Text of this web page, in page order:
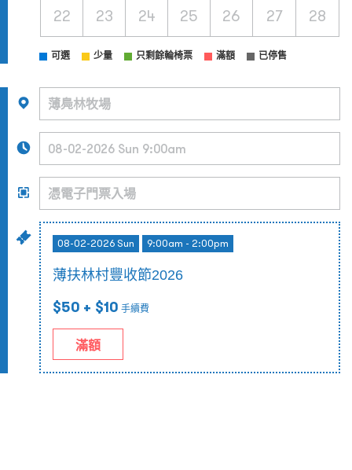
22 23 24 25 26 27 28
可選 少量 只剩餘輪椅票 滿額 已停售
08-02-2026 Sun 9:00am - 2:00pm
薄扶林村豐收節2026
$50 + $10 手續費
滿額